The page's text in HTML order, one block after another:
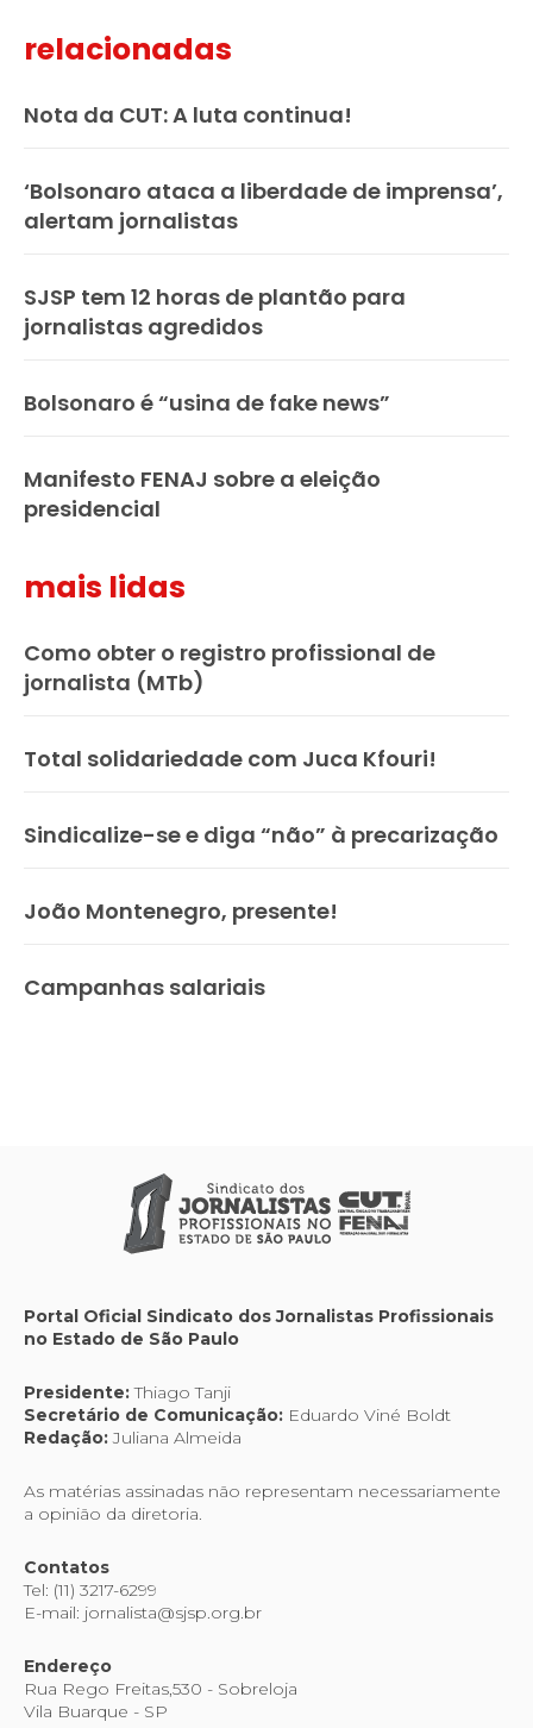
relacionadas
Nota da CUT: A luta continua!
‘Bolsonaro ataca a liberdade de imprensa’,
alertam jornalistas
SJSP tem 12 horas de plantão para
jornalistas agredidos
Bolsonaro é “usina de fake news”
Manifesto FENAJ sobre a eleição
presidencial
mais lidas
Como obter o registro profissional de
jornalista (MTb)
Total solidariedade com Juca Kfouri!
Sindicalize-se e diga “não” à precarização
João Montenegro, presente!
Campanhas salariais
Portal Oficial Sindicato dos Jornalistas Profissionais
no Estado de São Paulo
Presidente:Thiago Tanji
Secretário de Comunicação: Eduardo Viné Boldt
Redação:Juliana Almeida
As matérias assinadas não representam necessariamente
a opinião da diretoria.
Contatos
Tel: (11) 3217-6299
E-mail: jornalista@sjsp.org.br
Endereço
Rua Rego Freitas,530 - Sobreloja
Vila Buarque - SP